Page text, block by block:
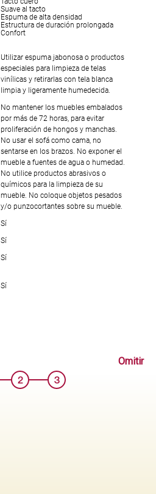
Tacto cuero
Suave al tacto
Espuma de alta densidad
Estructura de duración prolongada
Confort
Utilizar espuma jabonosa o productos
especiales para limpieza de telas
vinílicas y retirarlas con tela blanca
limpia y ligeramente humedecida.
No mantener los muebles embalados
por más de 72 horas, para evitar
proliferación de hongos y manchas.
No usar el sofá como cama, no
sentarse en los brazos. No exponer el
mueble a fuentes de agua o humedad.
No utilice productos abrasivos o
químicos para la limpieza de su
mueble. No coloque objetos pesados
y/o punzocortantes sobre su mueble.
Sí
Sí
Sí
Sí